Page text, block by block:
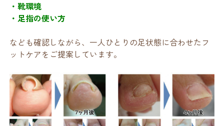
・靴環境
・足指の使い方
なども確認しながら、一人ひとりの足状態に合わせたフ
ットケアをご提案しています。